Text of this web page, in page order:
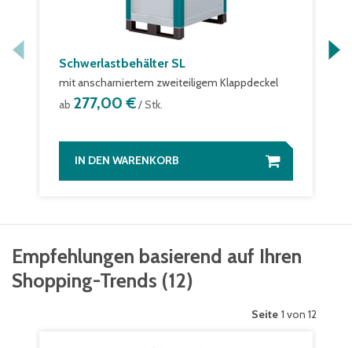
Schwerlastbehälter SL
mit anscharniertem zweiteiligem Klappdeckel
ab 277,00 €/ Stk.
IN DEN WARENKORB
Empfehlungen basierend auf Ihren
Shopping-Trends (12)
Seite 1 von 12